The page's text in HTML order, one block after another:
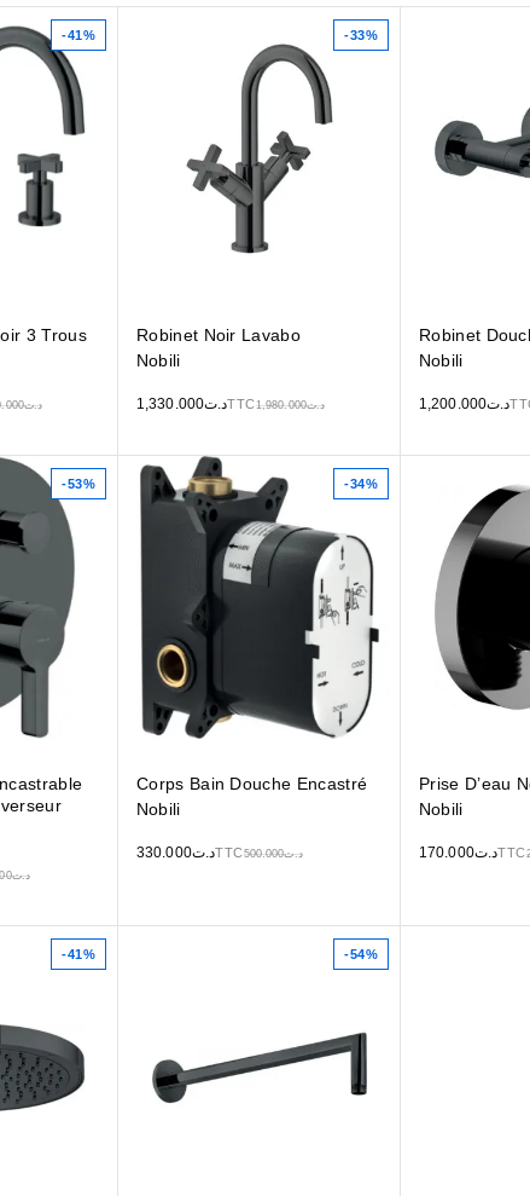
-41%
3 Trous
د.ت
-33%
Robinet Noir Lavabo
Nobili
د.ت1,980.000 د.ت1,330.000 TTC
Robinet
Nobili
د.ت1,200.000
-53%
د.ت
-34%
Corps Bain Douche Encastré
Nobili
د.ت500.000 د.ت330.000 TTC
Prise D’eau
Nobili
د.ت170.000 TTC
-41% -54%